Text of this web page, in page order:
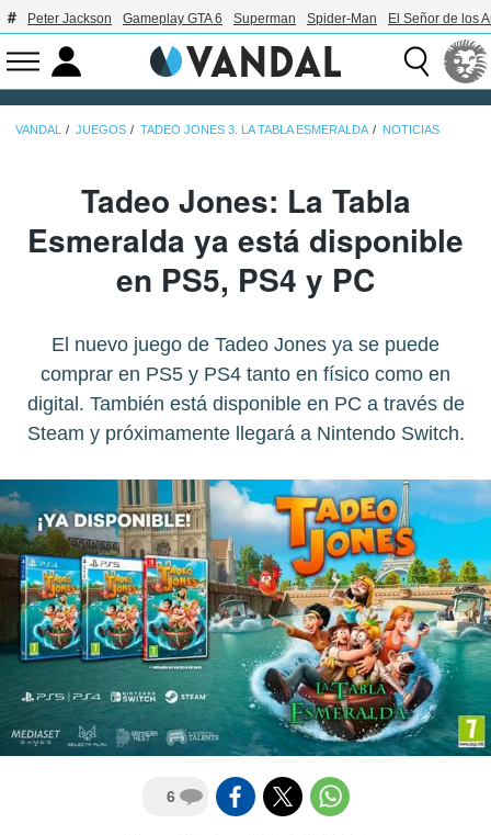
Peter Jackson Gameplay GTA 6 Superman Spider-Man El Señor de los
VANDAL JUEGOS TADEO JONES 3. LA TABLA ESMERALDA NOTICIAS
Tadeo Jones: La Tabla
Esmeralda ya está disponible
en PS5, PS4 y PC
El nuevo juego de Tadeo Jones ya se puede
comprar en PS5 y PS4 tanto en físico como en
digital. También está disponible en PC a través de
Steam y próximamente llegará a Nintendo Switch.
6